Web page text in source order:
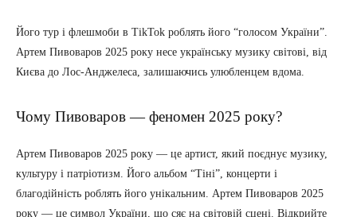
Його тур і флешмоби в TikTok роблять його “голосом України”.
Артем Пивоваров 2025 року несе українську музику світові, від
Києва до Лос-Анджелеса, залишаючись улюбленцем вдома.
Чому Пивоваров — феномен 2025 року?
Артем Пивоваров 2025 року — це артист, який поєднує музику,
культуру і патріотизм. Його альбом “Тіні”, концерти і
благодійність роблять його унікальним. Артем Пивоваров 2025
року — це символ України, що сяє на світовій сцені. Відкрийте